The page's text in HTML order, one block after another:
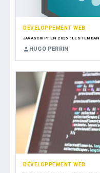
DÉVELOPPEMENT WEB
JAVASCRIPT EN 2025 : LES
HUGO PERRIN
DÉVELOPPEMENT WEB